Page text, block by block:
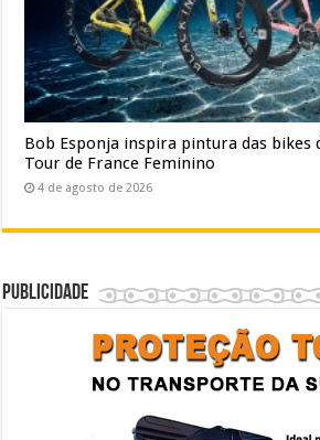
Bob Esponja inspira pintura das bikes
Tour de France Feminino
4 de agosto de 2026
Publicidade